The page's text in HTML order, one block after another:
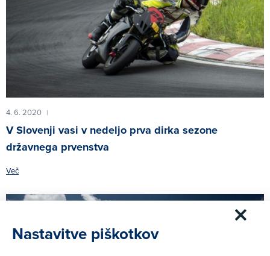
4. 6. 2020 |
V Slovenji vasi v nedeljo prva dirka sezone
državnega prvenstva
Več
Nastavitve piškotkov